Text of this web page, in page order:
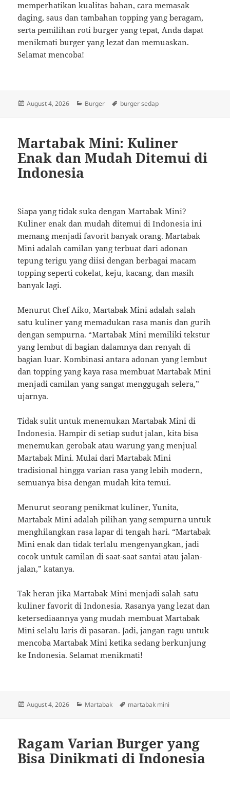
memperhatikan kualitas bahan, cara memasak
daging, saus dan tambahan topping yang beragam,
serta pemilihan roti burger yang tepat, Anda dapat
menikmati burger yang lezat dan memuaskan.
Selamat mencoba!
Posted
August 4, 2026 Categories
Burger Tags
burger sedap
Martabak Mini: Kuliner
Enak dan Mudah Ditemui di
Indonesia
Siapa yang tidak suka dengan Martabak Mini?
Kuliner enak dan mudah ditemui di Indonesia ini
memang menjadi favorit banyak orang. Martabak
Mini adalah camilan yang terbuat dari adonan
tepung terigu yang diisi dengan berbagai macam
topping seperti cokelat, keju, kacang, dan masih
banyak lagi.
Menurut Chef Aiko, Martabak Mini adalah salah
satu kuliner yang memadukan rasa manis dan gurih
dengan sempurna. “Martabak Mini memiliki tekstur
yang lembut di bagian dalamnya dan renyah di
bagian luar. Kombinasi antara adonan yang lembut
dan topping yang kaya rasa membuat Martabak Mini
menjadi camilan yang sangat menggugah selera,”
ujarnya.
Tidak sulit untuk menemukan Martabak Mini di
Indonesia. Hampir di setiap sudut jalan, kita bisa
menemukan gerobak atau warung yang menjual
Martabak Mini. Mulai dari Martabak Mini
tradisional hingga varian rasa yang lebih modern,
semuanya bisa dengan mudah kita temui.
Menurut seorang penikmat kuliner, Yunita,
Martabak Mini adalah pilihan yang sempurna untuk
menghilangkan rasa lapar di tengah hari. “Martabak
Mini enak dan tidak terlalu mengenyangkan, jadi
cocok untuk camilan di saat-saat santai atau jalan-
jalan,” katanya.
Tak heran jika Martabak Mini menjadi salah satu
kuliner favorit di Indonesia. Rasanya yang lezat dan
ketersediaannya yang mudah membuat Martabak
Mini selalu laris di pasaran. Jadi, jangan ragu untuk
mencoba Martabak Mini ketika sedang berkunjung
ke Indonesia. Selamat menikmati!
Posted
August 4, 2026 Categories
Martabak Tags
martabak mini
Ragam Varian Burger yang
Bisa Dinikmati di Indonesia